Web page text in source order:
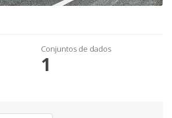
Conjuntos de dados
1